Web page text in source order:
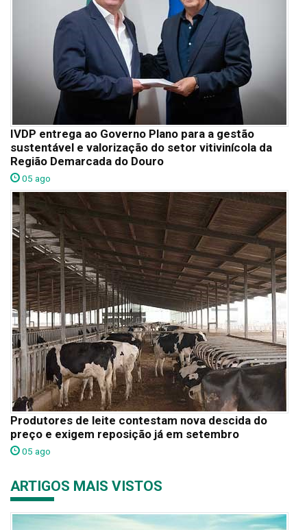
IVDP entrega ao Governo Plano para a gestão
sustentável e valorização do setor vitivinícola da
Região Demarcada do Douro
05 ago
Produtores de leite contestam nova descida do
preço e exigem reposição já em setembro
05 ago
ARTIGOS MAIS VISTOS